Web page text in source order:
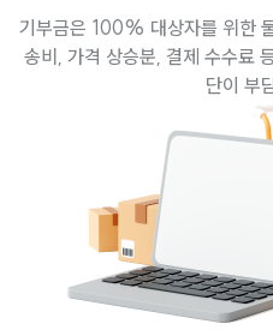
기부금은 100% 대상자를 위한
송비, 가격 상승분, 결제 수수료
단이 부